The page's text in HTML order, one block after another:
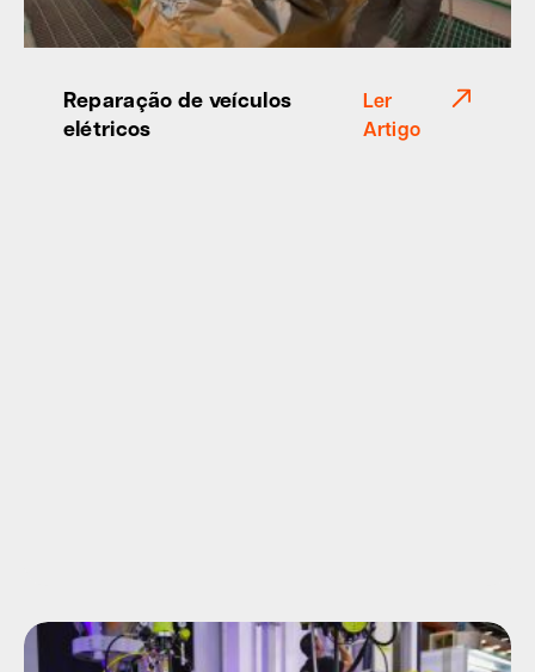
Reparação de veículos
elétricos
Ler
Artigo